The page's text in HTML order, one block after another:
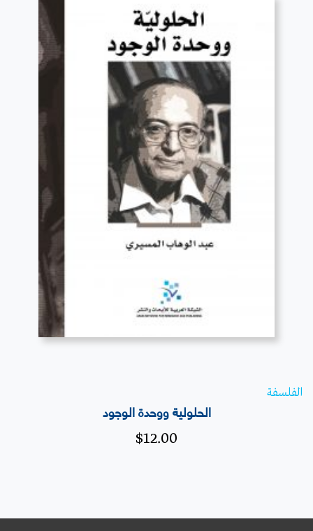
الفلسفة
الحلولية ووحدة الوجود
$12.00